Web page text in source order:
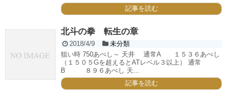
記事を読む
北斗の拳 転生の章
2018/4/9
未分類
狙い時 750あべし～ 天井 通常A １５３６あべし
（１５０５Gを超えるとATレベル３以上） 通常
B ８９６あべし 天...
記事を読む